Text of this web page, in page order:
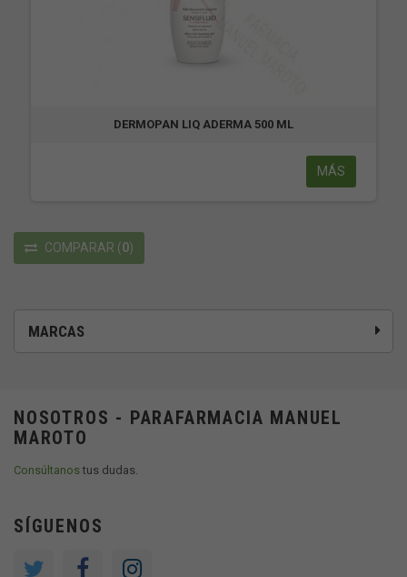
MARCAS
DERMOPAN LIQ ADERMA 500 ML
MÁS
COMPARAR (0)
NOSOTROS - PARAFARMACIA MANUEL
MAROTO
Consúltanostus dudas.
SÍGUENOS